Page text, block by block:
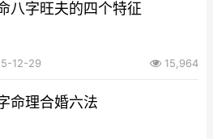
八字旺夫的四个特征
12-29 15,964
命理合婚六法